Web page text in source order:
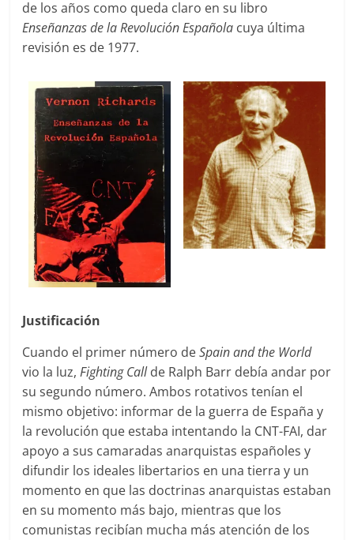
de los años como queda claro en su libro
Enseñanzas de la Revolución Española cuya última
revisión es de 1977.
Justificación
Cuando el primer número deSpain and the World
vio la luz,Fighting Callde Ralph Barr debía andar por
su segundo número. Ambos rotativos tenían el
mismo objetivo: informar de la guerra de España y
la revolución que estaba intentando la CNT-FAI, dar
apoyo a sus camaradas anarquistas españoles y
difundir los ideales libertarios en una tierra y un
momento en que las doctrinas anarquistas estaban
en su momento más bajo, mientras que los
comunistas recibían mucha más atención de los